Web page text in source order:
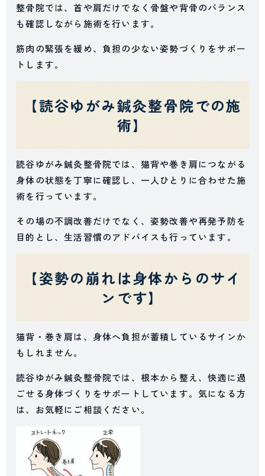
整骨院では、首や肩だけでなく骨盤や背骨のバランス
も確認しながら施術を行います。
筋肉の緊張を緩め、負担の少ない姿勢づくりをサポー
トします。
【読谷ゆがみ鍼灸整骨院での施
術】
読谷ゆがみ鍼灸整骨院では、猫背や巻き肩につながる
身体の状態を丁寧に確認し、一人ひとりに合わせた施
術を行っています。
その場の不調改善だけでなく、姿勢改善や再発予防を
目的とし、生活習慣のアドバイスも行っています。
【姿勢の崩れは身体からのサイ
ンです】
猫背・巻き肩は、身体へ負担が蓄積しているサインか
もしれません。
読谷ゆがみ鍼灸整骨院では、根本から整え、快適に過
ごせる身体づくりをサポートしています。気になる方
は、お気軽にご相談ください。